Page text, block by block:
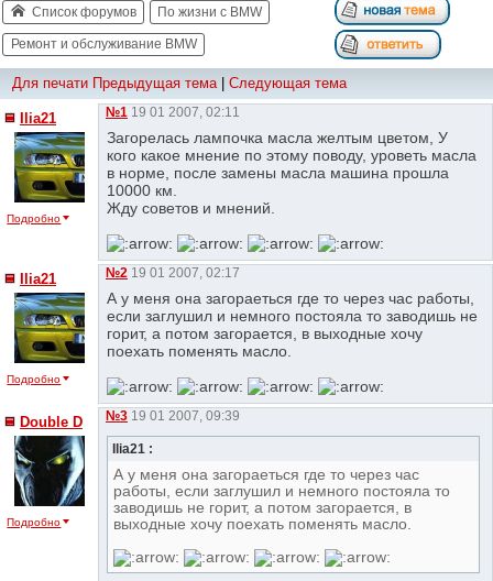
Список форумов По жизни с BMW
Ремонт и обслуживание BMW
Для печати Предыдущая тема| Следующая тема
Ilia21
Подробно
№1 19 01 2007, 02:11
Загорелась лампочка масла желтым цветом, У
кого какое мнение по этому поводу, уроветь масла
в норме, после замены масла машина прошла
10000 км.
Жду советов и мнений.
Ilia21
Подробно
№2 19 01 2007, 02:17
А у меня она загораеться где то через час работы,
если заглушил и немного постояла то заводишь не
горит, а потом загорается, в выходные хочу
поехать поменять масло.
Double D
Подробно
№3 19 01 2007, 09:39
Ilia21 :
А у меня она загораеться где то через час
работы, если заглушил и немного постояла то
заводишь не горит, а потом загорается, в
выходные хочу поехать поменять масло.